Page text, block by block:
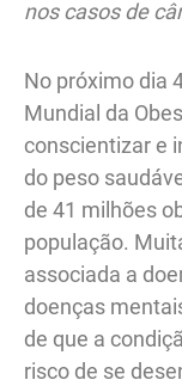
nos casos de
No próximo dia
Mundial da
conscientizar e
do peso
de 41 milhões
população.
associada a
doenças
de que a
risco de se